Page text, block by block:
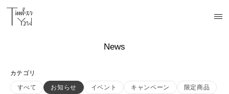
News
カテゴリ
すべて
お知らせ イベント キャンペーン
限定商品